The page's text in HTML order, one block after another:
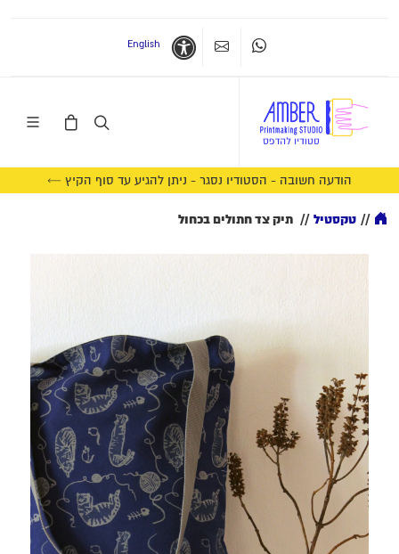
Whatsappצרו קשר נגישות
English
הודעה חשובה - הסטודיו נסגר - ניתן להגיע עד סוף הקיץ ←
// טקסטיל // תיק צד חתולים בכחול